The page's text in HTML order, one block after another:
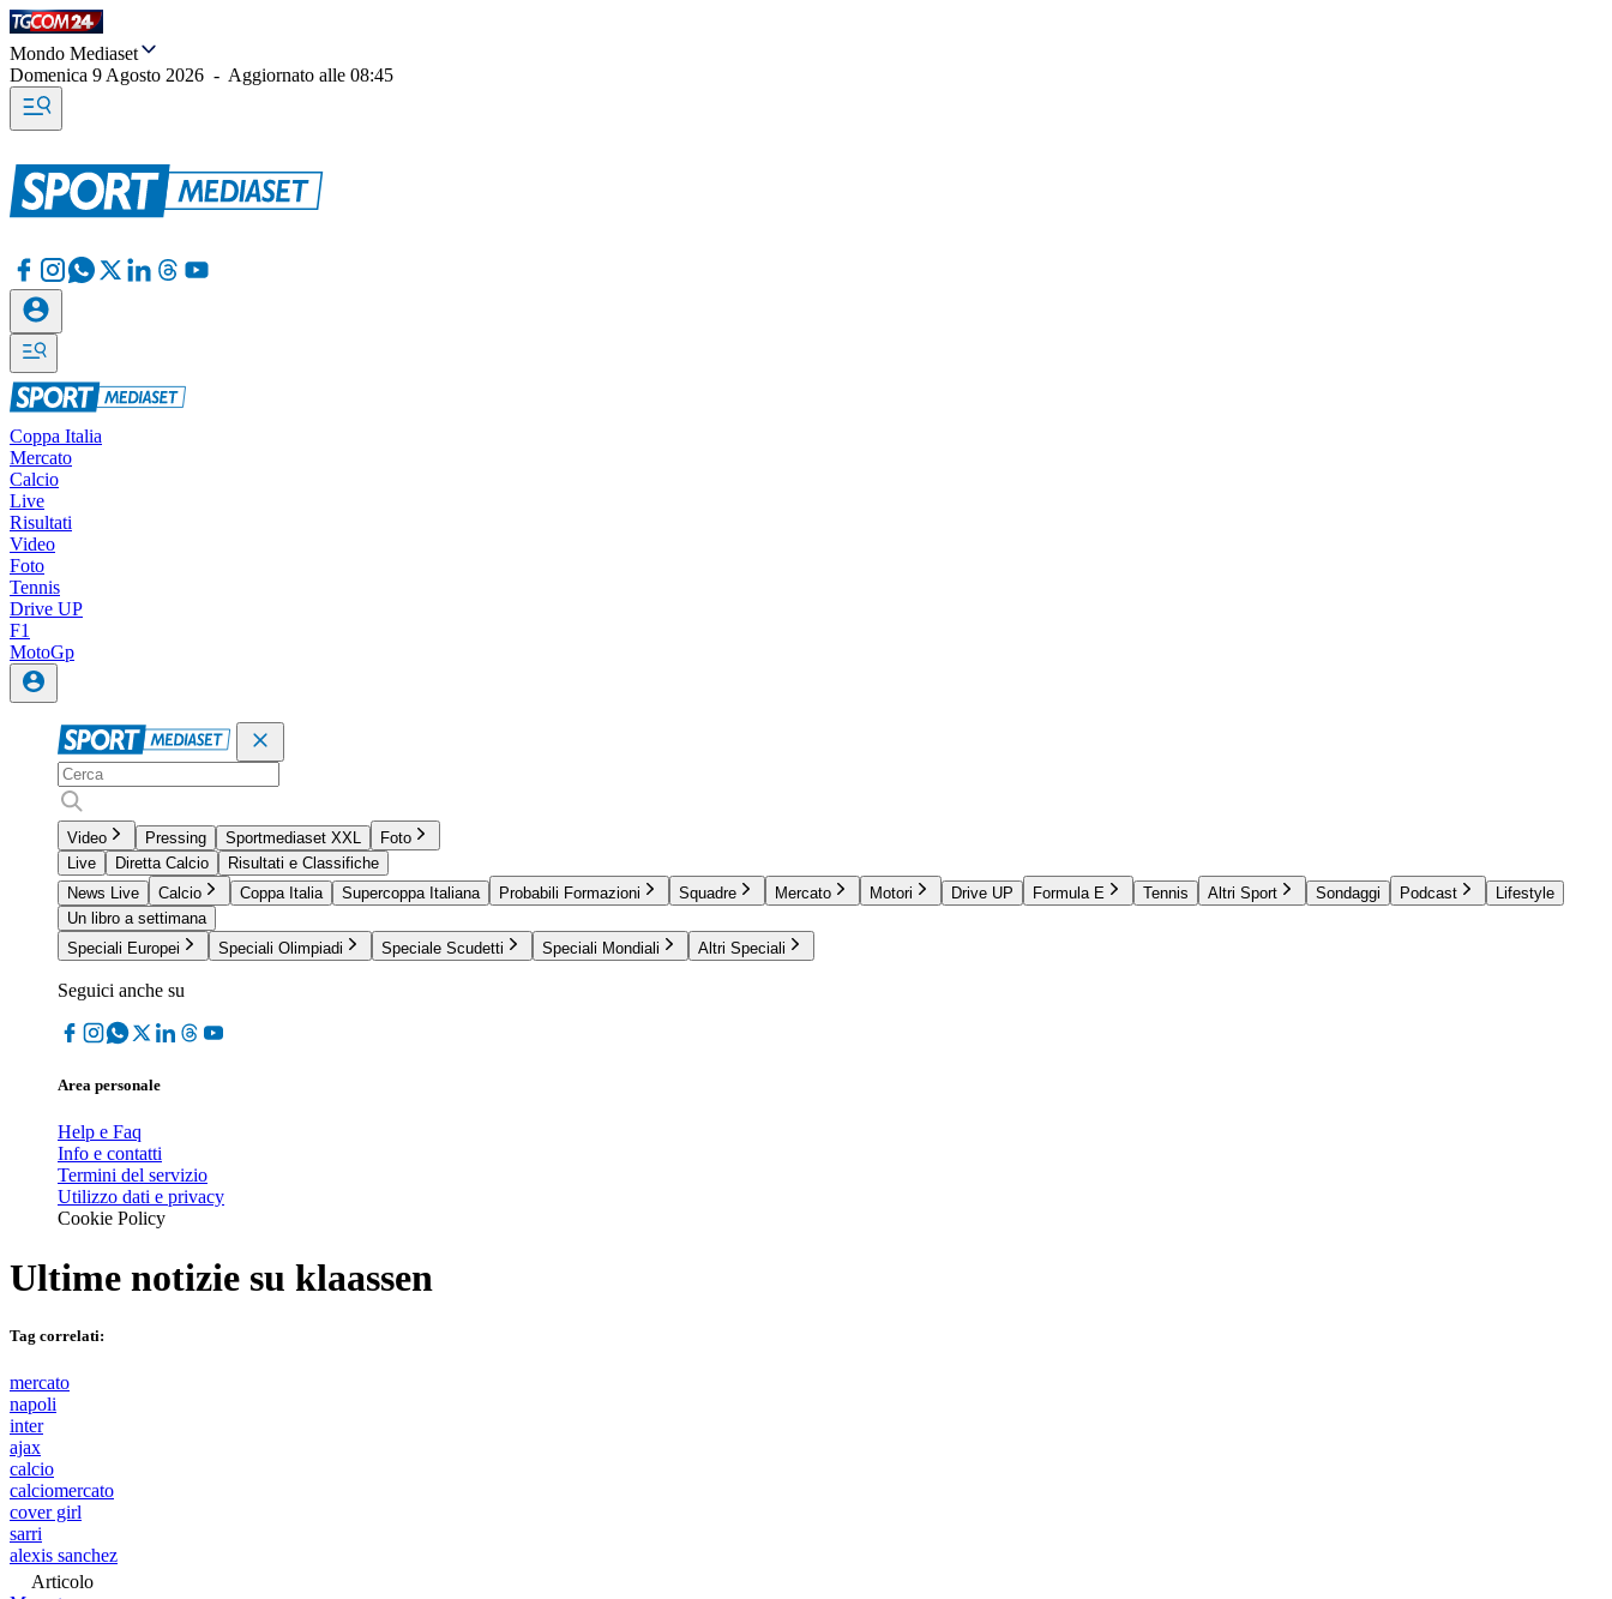
Mondo Mediaset
Domenica 9 Agosto 2026 - Aggiornato alle 08:45
Coppa Italia
Mercato
Calcio
Live
Risultati
Video
Foto
Tennis
Drive UP
F1
MotoGp
Video Pressing Sportmediaset XXL
Foto
Live
Diretta Calcio
Risultati e Classifiche
News Live
Calcio Coppa Italia Supercoppa Italiana Probabili Formazioni Squadre Mercato Motori Drive UP Formula E Tennis Altri Sport Sondaggi Podcast
Lifestyle
Un libro a settimana
Speciali Europei
Speciali Olimpiadi Speciale Scudetti Speciali Mondiali Altri Speciali
Seguici anche su
Area personale
Help e Faq
Info e contatti
Termini del servizio
Utilizzo dati e privacy
Cookie Policy
Ultime notizie su klaassen
Tag correlati:
mercato
napoli
inter
ajax
calcio
calciomercato
cover girl
sarri
alexis sanchez
Articolo